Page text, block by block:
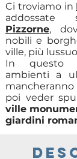
Ci troviamo in
addossate
Pizzorne,
nobili e
ville, più
In questo
ambienti a
poi veder
ville
giardini